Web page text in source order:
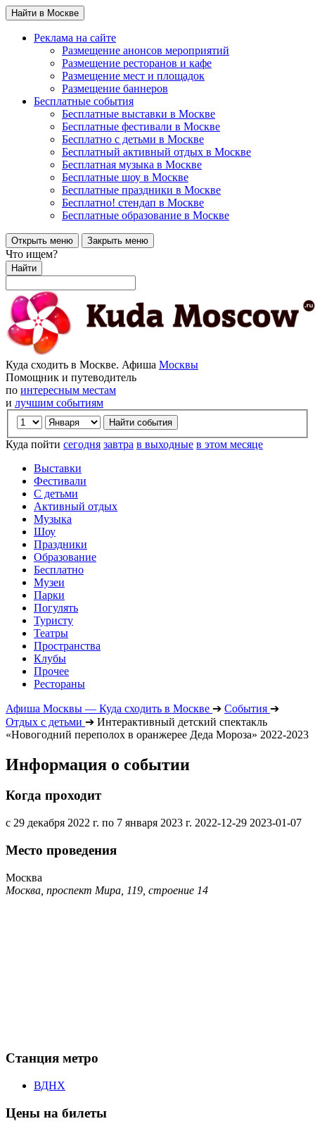
Найти в Москве
Реклама на сайте
Размещение анонсов мероприятий
Размещение ресторанов и кафе
Размещение мест и площадок
Размещение баннеров
Бесплатные события
Бесплатные выставки в Москве
Бесплатные фестивали в Москве
Бесплатно с детьми в Москве
Бесплатный активный отдых в Москве
Бесплатная музыка в Москве
Бесплатные шоу в Москве
Бесплатные праздники в Москве
Бесплатно! стендап в Москве
Бесплатные образование в Москве
Открыть меню Закрыть меню
Что ищем?
Найти
Куда сходить в Москве. Афиша Москвы
Помощник и путеводитель
по интересным местам
и лучшим событиям
Куда пойти сегодня завтра в выходные в этом месяце
Выставки
Фестивали
С детьми
Активный отдых
Музыка
Шоу
Праздники
Образование
Бесплатно
Музеи
Парки
Погулять
Туристу
Театры
Пространства
Клубы
Прочее
Рестораны
Афиша Москвы — Куда сходить в Москве ➔ События ➔
Отдых с детьми ➔ Интерактивный детский спектакль
«Новогодний переполох в оранжерее Деда Мороза» 2022-2023
Информация о событии
Когда проходит
с 29 декабря 2022 г. по 7 января 2023 г. 2022-12-29 2023-01-07
Место проведения
Москва
Москва, проспект Мира, 119, строение 14
Станция метро
ВДНХ
Цены на билеты